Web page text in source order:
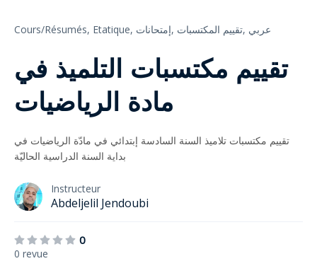
Cours/Résumés, Etatique, إمتحانات, تقييم المكتسبات, عربي
تقييم مكتسبات التلميذ في
مادة الرياضيات
تقييم مكتسبات تلاميذ السنة السادسة إبتدائي في مادّة الرياضيات في
بداية السنة الدراسية الحاليّة
Instructeur
Abdeljelil Jendoubi
0
0 revue